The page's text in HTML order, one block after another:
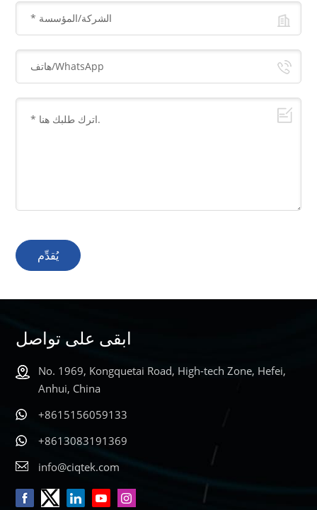
يُقدِّم
ابقى على تواصل
No. 1969, Kongquetai Road, High-tech Zone, Hefei,
Anhui, China
+8615156059133
+8613083191369
info@ciqtek.com